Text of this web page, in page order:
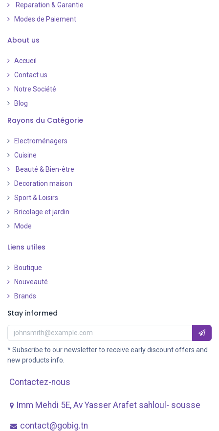
Reparation & Garantie
Modes de Paiement
About us
Accueil
Contact us
Notre Société
Blog
Rayons du Catégorie
Electroménagers
Cuisine
Beauté & Bien-être
Decoration maison
Sport & Loisirs
Bricolage et jardin
Mode
Liens utiles
Boutique
Nouveauté
Brands
Stay informed
* Subscribe to our newsletter to receive early discount offers and
new products info.
Contactez-nous
Imm Mehdi 5E, Av ​Yasser Arafet sahloul- sousse
contact@gobig.tn